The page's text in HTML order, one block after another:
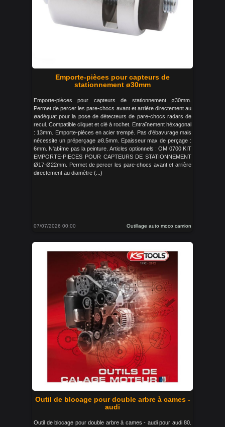
Emporte-pièces pour capteurs de
stationnement ø30mm
Emporte-pièces pour capteurs de stationnement ø30mm.
Permet de percer les pare-chocs avant et arrière directement au
øadéquat pour la pose de détecteurs de pare-chocs radars de
recul. Compatible cliquet et clé à rochet. Entraînement héxagonal
: 13mm. Emporte-pièces en acier trempé. Pas d'ébavurage mais
nécessite un préperçage ø8.5mm. Epaisseur max de perçage :
6mm. N'abîme pas la peinture. Articles optionnels : OM 0700 KIT
EMPORTE-PIECES POUR CAPTEURS DE STATIONNEMENT
Ø17-Ø22mm. Permet de percer les pare-chocs avant et arrière
directement au diamètre (...)
07/07/2026 00:00 Outillage auto moco camion
Outil de blocage pour double arbre à cames -
audi
Outil de blocage pour double arbre à cames - audi pour audi 80.